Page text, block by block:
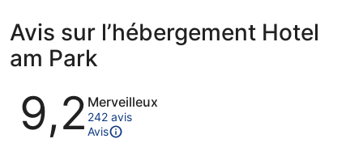
Avis sur l’hébergement Hotel
am Park
Avis
9,2 Merveilleux
242 avis
Avis